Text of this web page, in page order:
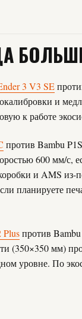
3 V3 SE
и
к работе
против Bambu
600 мм/с,
и AMS из-
планируете
Plusпротив
(350×350 мм)
уровне. По